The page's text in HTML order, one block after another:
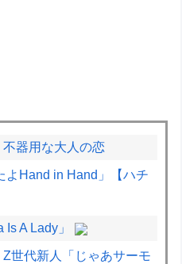
器用な大人の恋
よHand in Hand」【ハチ
A Lady」
世代新人「じゃあサーモ